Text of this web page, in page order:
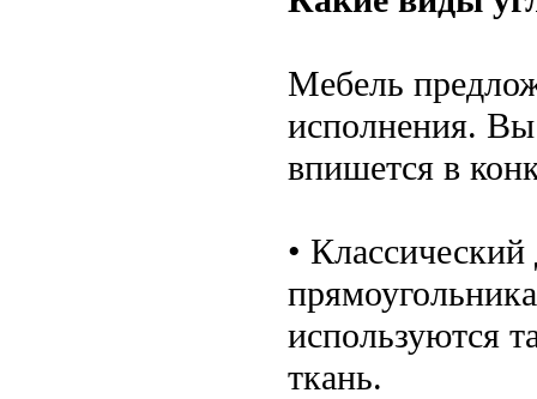
Мебель
исполнения. Вы
впишется в
•
используются
ткань.